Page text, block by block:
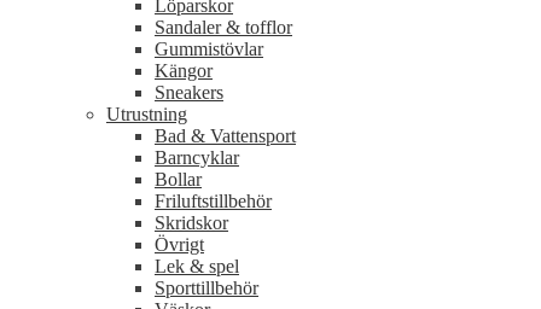
Löparskor
Sandaler & tofflor
Gummistövlar
Kängor
Sneakers
Utrustning
Bad & Vattensport
Barncyklar
Bollar
Friluftstillbehör
Skridskor
Övrigt
Lek & spel
Sporttillbehör